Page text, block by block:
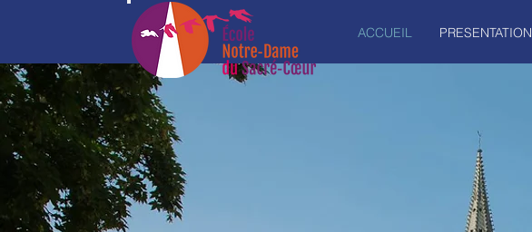
ACCUEIL PRESENTATION